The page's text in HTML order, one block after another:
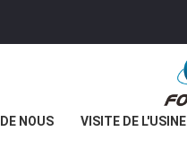
NOUS VISITE DE L'USINE